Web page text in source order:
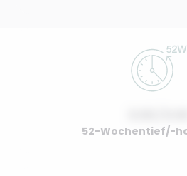
52-Wochentief/-